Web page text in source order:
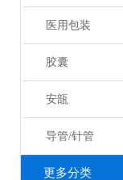
医用包装
胶囊
安瓿
导管/针管
更多分类